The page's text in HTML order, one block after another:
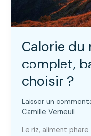
Calorie du
complet,
choisir ?
Laisser un
Camille Verneuil
Le riz, aliment